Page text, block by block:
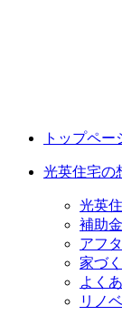
トップペー
光英住宅の
光英
補助
アフ
家づ
よく
リノ